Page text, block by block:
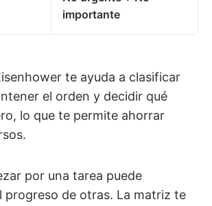
importante
te ayuda a clasificar
el orden y decidir qué
lo que te permite ahorrar
por una tarea puede
progreso de otras. La matriz te